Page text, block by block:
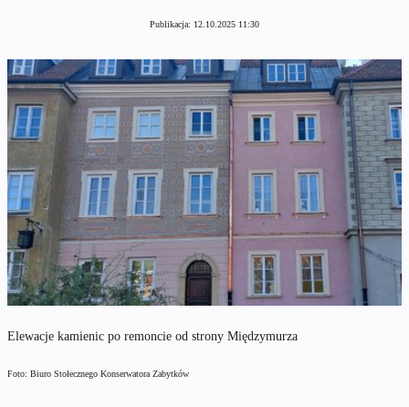
Publikacja: 12.10.2025 11:30
Elewacje kamienic po remoncie od strony Międzymurza
Foto: Biuro Stołecznego Konserwatora Zabytków